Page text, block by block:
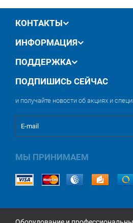
КОНТАКТЫ
ИНФОРМАЦИЯ
ПОДДЕРЖКА
ПОДПИШИСЬ СЕЙЧАС
и получайте новости об акциях и
МЫ ПРИНИМАЕМ